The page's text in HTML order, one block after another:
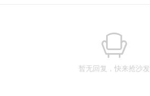
暂无回复，快来抢沙发